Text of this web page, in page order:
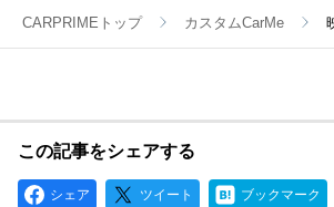
CARPRIMEトップ カスタムCarMe
この記事をシェアする
シェア ツイート ブックマーク